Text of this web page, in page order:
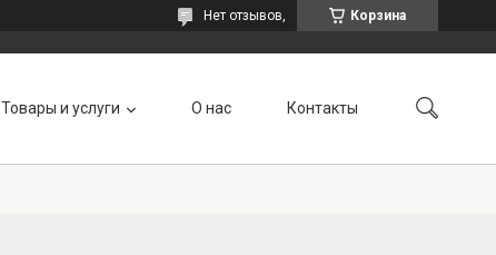
Корзина
Нет отзывов,
Товары и услуги О нас Контакты